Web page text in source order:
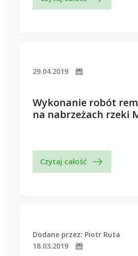
29.04.2019
Wykonanie robót
na nabrzeżach rzeki
Czytaj całość
Dodane przez: Piotr Ruta
18.03.2019